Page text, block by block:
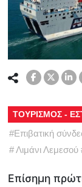
ΤΟΥΡΙΣΜΟΣ -
#Επιβατική
#Λιμάνι Λεμεσού
Επίσημη